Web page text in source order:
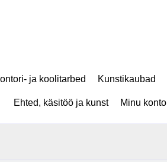
ja koolitarbed Kunstikaubad
Ehted, käsitöö ja kunst Minu konto